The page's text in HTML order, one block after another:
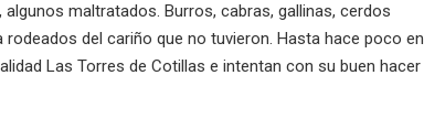
maltratados. Burros, cabras, gallinas, cerdos
del cariño que no tuvieron. Hasta hace poco en
Las Torres de Cotillas e intentan con su buen hacer